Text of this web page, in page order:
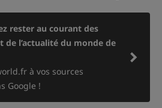
rester au courant des
de l’actualité du monde de
à vos sources
Google !